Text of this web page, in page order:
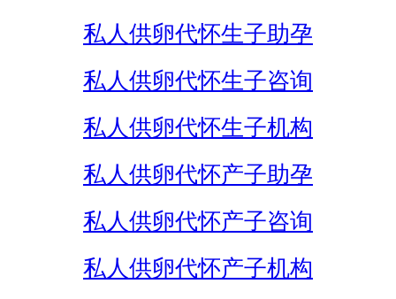
私人供卵代怀生子助孕
私人供卵代怀生子咨询
私人供卵代怀生子机构
私人供卵代怀产子助孕
私人供卵代怀产子咨询
私人供卵代怀产子机构